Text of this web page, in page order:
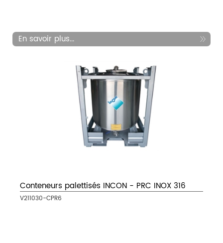
En savoir plus...
Conteneurs palettisés INCON - PRC INOX 316
V211030-CPR6